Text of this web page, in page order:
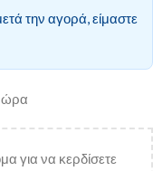
την αγορά, είμαστε
ώρα
για να κερδίσετε